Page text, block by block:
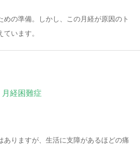
めの準備。しかし、この月経が原因のト
います。
月経困難症
ありますが、生活に支障があるほどの痛